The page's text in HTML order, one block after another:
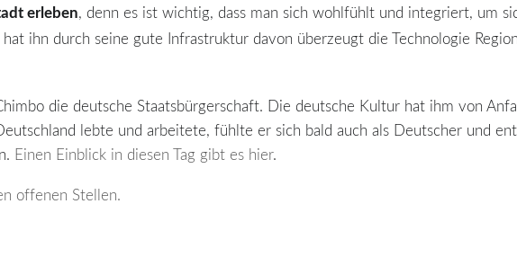
erleben, denn es ist wichtig, dass man sich wohlfühlt und integriert, um
ihn durch seine gute Infrastruktur davon überzeugt die Technologie
die deutsche Staatsbürgerschaft. Die deutsche Kultur hat ihm von
lebte und arbeitete, fühlte er sich bald auch als Deutscher und
Einen Einblick in diesen Tag gibt es hier.
offenen Stellen.